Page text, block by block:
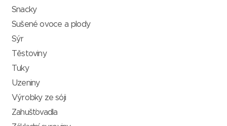
Snacky
Sušené ovoce a plody
Sýr
Těstoviny
Tuky
Uzeniny
Výrobky ze sóji
Zahušťovadla